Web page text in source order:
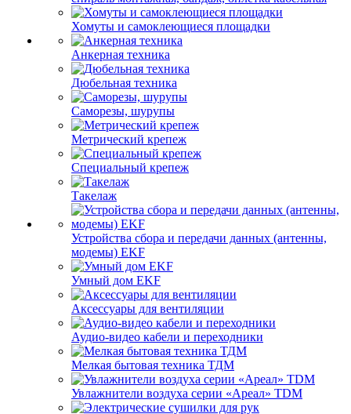
Хомуты и самоклеющиеся площадки
Анкерная техника
Дюбельная техника
Саморезы, шурупы
Метрический крепеж
Специальный крепеж
Такелаж
Устройства сбора и передачи данных (антенны,
модемы) EKF
Умный дом EKF
Аксессуары для вентиляции
Аудио-видео кабели и переходники
Мелкая бытовая техника ТДМ
Увлажнители воздуха серии «Ареал» TDM